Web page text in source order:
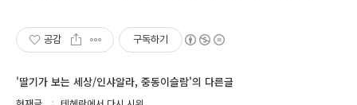
공감 구독하기
'딸기가 보는 세상/인샤알라, 중동이슬람'의 다른글